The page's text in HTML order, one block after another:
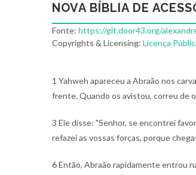
NOVA BÍBLIA DE
Fonte: https://git.door43.org/
Copyrights & Licensing: Licença
1 Yahweh apareceu a Abraão nos
frente. Quando os avistou, correu de
3 Ele disse: "Senhor, se encontrei
refazei as vossas forças, porque
6 Então, Abraão rapidamente entrou